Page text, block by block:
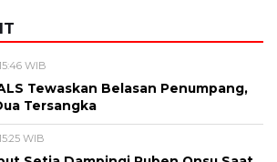
dipublikasikan. Kolom wajib ditandai *.